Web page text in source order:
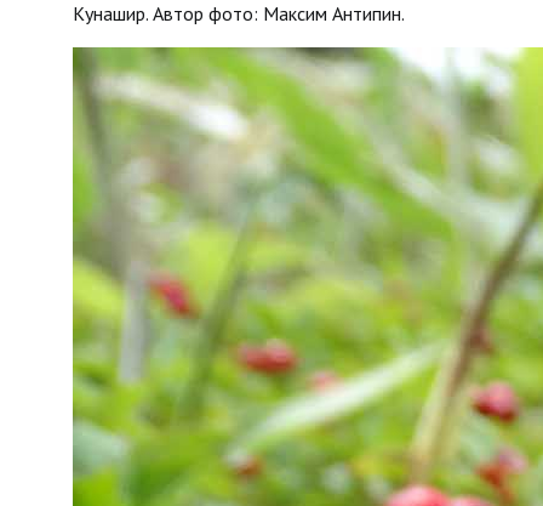
Кунашир. Автор фото: Максим Антипин.